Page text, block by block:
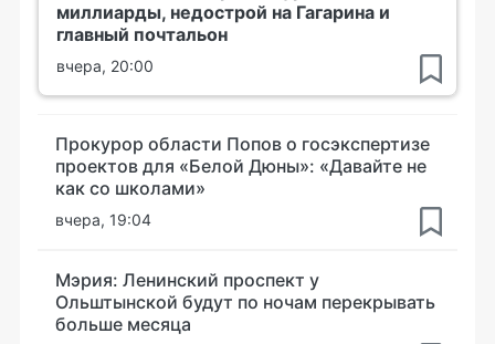
миллиарды, недострой на Гагарина и
главный почтальон
вчера, 20:00
Прокурор области Попов о госэкспертизе
проектов для «Белой Дюны»: «Давайте не
как со школами»
вчера, 19:04
Мэрия: Ленинский проспект у
Ольштынской будут по ночам перекрывать
больше месяца